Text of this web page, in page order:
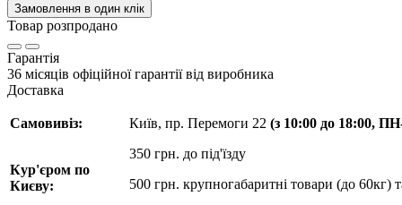
Замовлення в один клік
Товар розпродано
Гарантія
36 місяців офіційної гарантії від виробника
Доставка
Самовивіз:
Кур'єром по
Києву:
Київ, пр. Перемоги 22 (з 10:00 до 18:00,
350 грн. до під'їзду
500 грн. крупногабаритні товари (до 60кг)